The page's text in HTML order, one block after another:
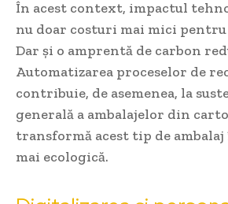
În acest context, impactul
nu doar costuri mai mici
Dar și o amprentă de carbon
Automatizarea proceselor de
contribuie, de asemenea, la
generală a ambalajelor din
transformă acest tip de
mai ecologică.